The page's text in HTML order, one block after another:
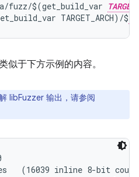
fuzz/$(get_build_var
TARGET_ARCH)/$
似于下方示例的内容。
libFuzzer 输出，请参阅
(16039 inline 8-bit